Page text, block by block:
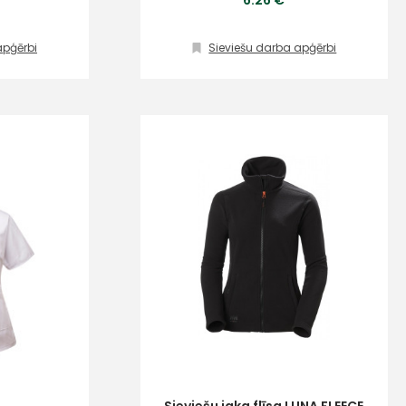
Sieviešu darba apģērbi